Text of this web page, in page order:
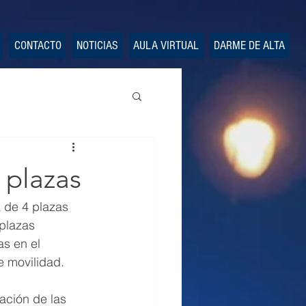
CONTACTO NOTICIAS AULA VIRTUAL DARME DE ALTA
de 4 plazas
en el
movilidad.
de las